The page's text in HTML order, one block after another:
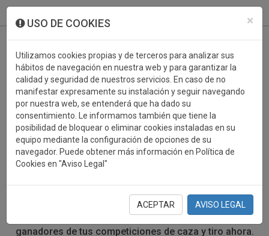
×
USO DE COOKIES
Utilizamos cookies propias y de terceros para analizar sus
hábitos de navegación en nuestra web y para garantizar la
calidad y seguridad de nuestros servicios. En caso de no
manifestar expresamente su instalación y seguir navegando
por nuestra web, se entenderá que ha dado su
consentimiento. Le informamos también que tiene la
posibilidad de bloquear o eliminar cookies instaladas en su
equipo mediante la configuración de opciones de su
navegador. Puede obtener más información en Política de
Cookies en "Aviso Legal"
ACEPTAR AVISO LEGAL
TROFEOS DEPORTIVOS
CAZA/TIRO
Después de una intensa competición de caza o de tiro
deportivo, el mejor momento es cuando el ganador
recibe su premio. Encuentra el trofeo perfecto para los
ganadores de tus competiciones de caza y tiro ahora.